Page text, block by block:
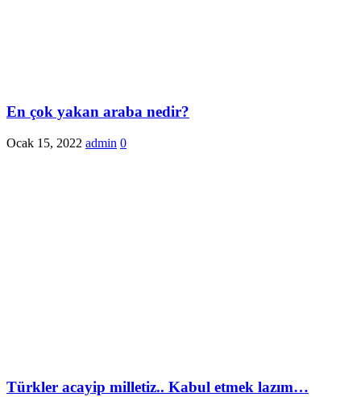
En çok yakan araba nedir?
Ocak 15, 2022 admin 0
Türkler acayip milletiz.. Kabul etmek lazım…